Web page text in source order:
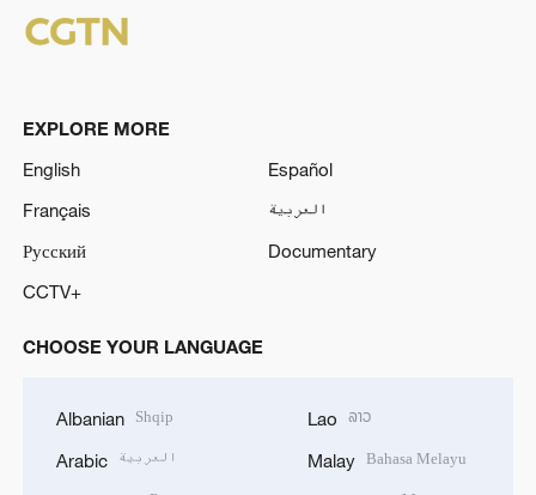
EXPLORE MORE
English
Español
Français
العربية
Русский
Documentary
CCTV+
CHOOSE YOUR LANGUAGE
Albanian Shqip
Arabic العربية
Lao ລາວ
Malay Bahasa Melayu